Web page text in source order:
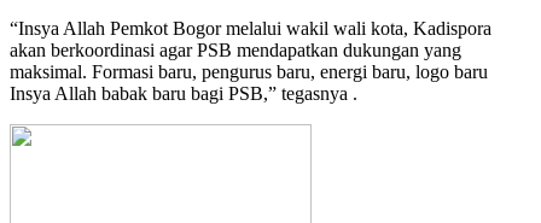
“Insya Allah Pemkot Bogor melalui wakil wali kota, Kadispora
akan berkoordinasi agar PSB mendapatkan dukungan yang
maksimal. Formasi baru, pengurus baru, energi baru, logo baru
Insya Allah babak baru bagi PSB,” tegasnya .